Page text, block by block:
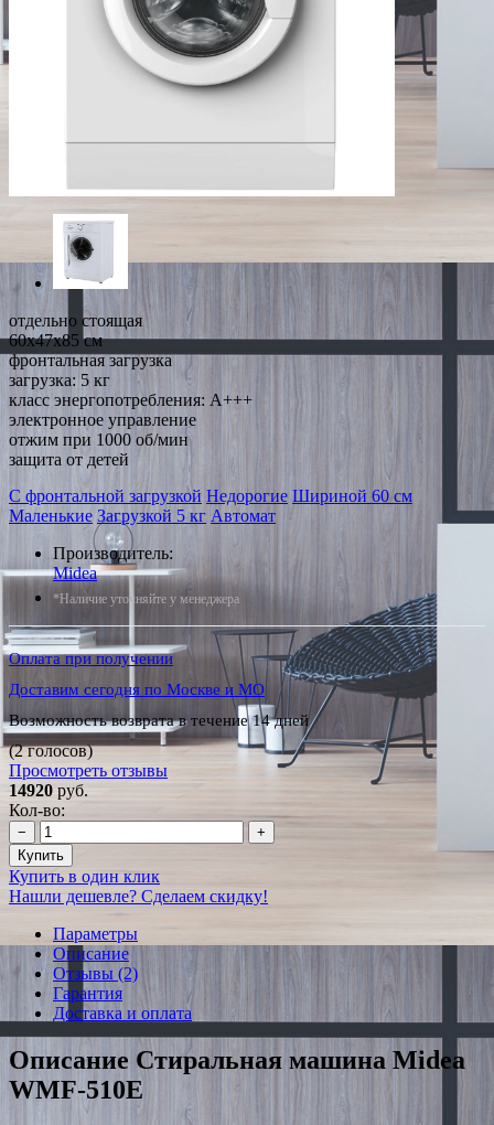
отдельно стоящая
60x47x85 см
фронтальная загрузка
загрузка: 5 кг
класс энергопотребления: A+++
электронное управление
отжим при 1000 об/мин
защита от детей
С фронтальной загрузкой Недорогие Шириной 60 см
Маленькие Загрузкой 5 кг Автомат
Производитель:
Midea
*Наличие уточняйте у менеджера
Оплата при получении
Доставим сегодня по Москве и МО
Возможность возврата в течение 14 дней
(2 голосов)
Просмотреть отзывы
14920 руб.
Кол-во:
−
+
Купить
Купить в один клик
Нашли дешевле? Сделаем скидку!
Параметры
Описание
Отзывы (2)
Гарантия
Доставка и оплата
Описание Стиральная машина Midea
WMF-510E